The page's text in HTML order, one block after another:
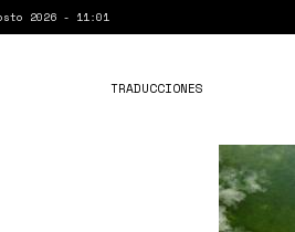
2026 - 11:01
TRADUCCIONES